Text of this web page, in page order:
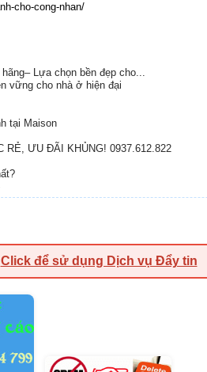
cho-cong-nhan/
Lựa chọn bền đẹp cho...
vững cho nhà ở hiện đại
tại Maison
RẺ, ƯU ĐÃI KHỦNG! 0937.612.822
Click để sử dụng Dịch vụ Đẩy tin